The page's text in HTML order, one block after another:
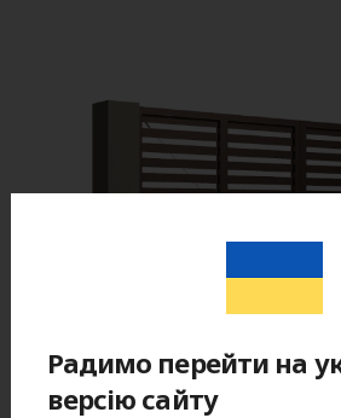
Радимо перейти на
версію сайту